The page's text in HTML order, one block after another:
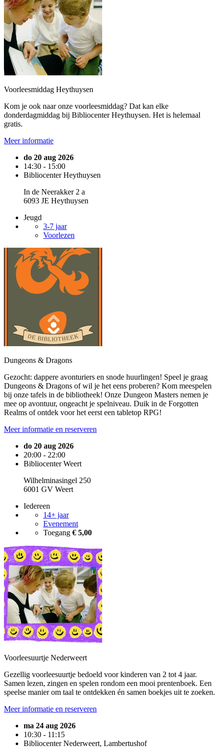
Voorleesmiddag Heythuysen
Kom je ook naar onze voorleesmiddag? Dat kan elke
donderdagmiddag bij Bibliocenter Heythuysen. Het is helemaal
gratis.
Meer informatie
do 20 aug 2026
14:30 - 15:00
Bibliocenter Heythuysen
In de Neerakker 2 a
6093 JE Heythuysen
Jeugd
3-7 jaar
Voorlezen
Dungeons & Dragons
Gezocht: dappere avonturiers en snode huurlingen! Speel je graag
Dungeons & Dragons of wil je het eens proberen? Kom meespelen
bij onze tafels in de bibliotheek! Onze Dungeon Masters nemen je
mee op avontuur, ongeacht je spelniveau. Duik in de Forgotten
Realms of ontdek voor het eerst een tabletop RPG!
Meer informatie en reserveren
do 20 aug 2026
20:00 - 22:00
Bibliocenter Weert
Wilhelminasingel 250
6001 GV Weert
Iedereen
14+ jaar
Evenement
Toegang € 5,00
Voorleesuurtje Nederweert
Gezellig voorleesuurtje bedoeld voor kinderen van 2 tot 4 jaar.
Samen lezen, zingen en spelen rondom een mooi prentenboek. Een
speelse manier om taal te ontdekken én samen boekjes uit te zoeken.
Meer informatie en reserveren
ma 24 aug 2026
10:30 - 11:15
Bibliocenter Nederweert, Lambertushof